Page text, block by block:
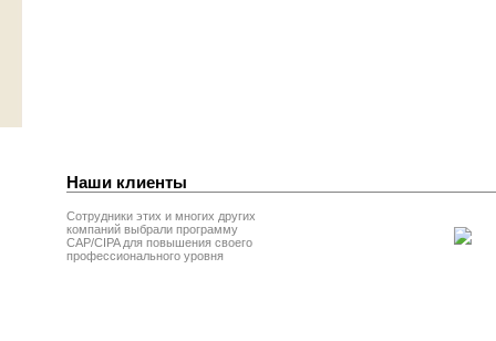
Наши клиенты
Сотрудники этих и многих других
компаний выбрали программу
CAP/CIPA для повышения своего
профессионального уровня